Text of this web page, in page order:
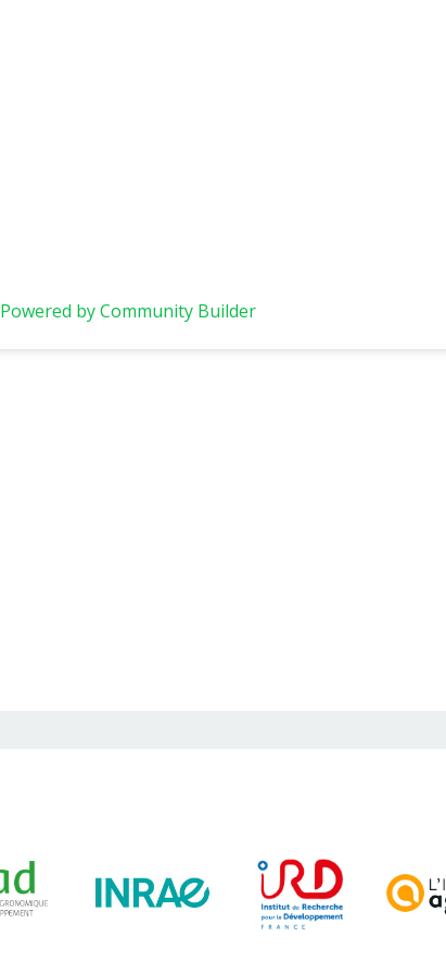
Powered by Community Builder